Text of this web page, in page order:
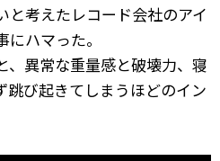
と考えたレコード会社のアイ
ハマった。
、異常な重量感と破壊力、寝
跳び起きてしまうほどのイン